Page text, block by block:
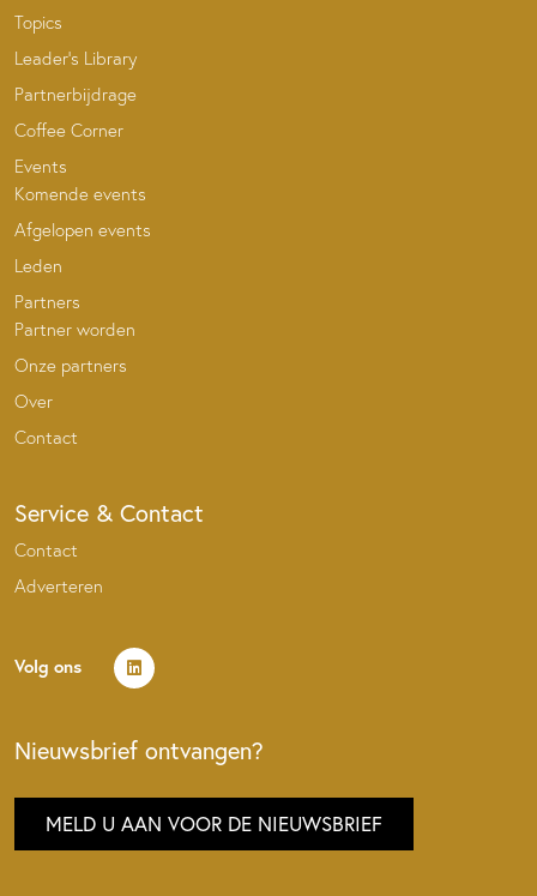
Topics
Leader’s Library
Partnerbijdrage
Coffee Corner
Events
Komende events
Afgelopen events
Leden
Partners
Partner worden
Onze partners
Over
Contact
Service & Contact
Contact
Adverteren
Volg ons
Nieuwsbrief ontvangen?
MELD U AAN VOOR DE NIEUWSBRIEF